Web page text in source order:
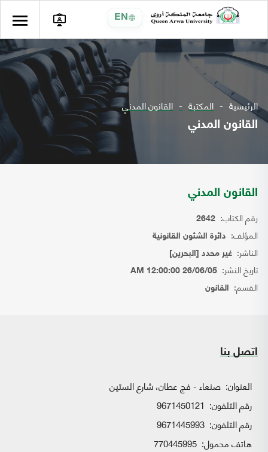
EN
الرئيسية المكتبة القانون المدني
القانون المدني
القانون المدني
رقم الكتاب: 2642
المؤلف: دائرة الشئون القانونية
الناشر: غير محدد [البحرين]
تاريخ النشر: 26/06/05 12:00:00 AM
القسم: القانون
اتصل بنا
العنوان: صنعاء - فج عطان، شارع الستين
رقم التلفون: 9671450121
رقم التلفون: 9671445993
هاتف محمول: 770445995